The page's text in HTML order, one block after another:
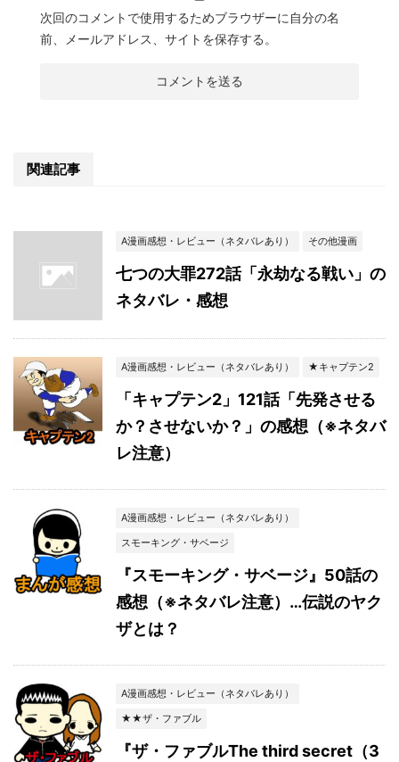
次回のコメントで使用するためブラウザーに自分の名
前、メールアドレス、サイトを保存する。
関連記事
A漫画感想・レビュー（ネタバレあり） その他漫画
七つの大罪272話「永劫なる戦い」の
ネタバレ・感想
A漫画感想・レビュー（ネタバレあり） ★キャプテン2
「キャプテン2」121話「先発させる
か？させないか？」の感想（※ネタバ
レ注意）
A漫画感想・レビュー（ネタバレあり）
スモーキング・サベージ
『スモーキング・サベージ』50話の
感想（※ネタバレ注意）…伝説のヤク
ザとは？
A漫画感想・レビュー（ネタバレあり）
★★ザ・ファブル
『ザ・ファブルThe third secret（3